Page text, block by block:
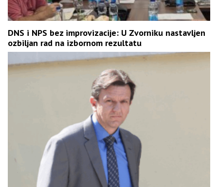
DNS i NPS bez improvizacije: U Zvorniku nastavljen
ozbiljan rad na izbornom rezultatu